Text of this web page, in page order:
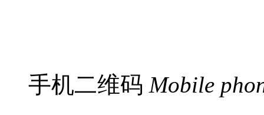
手机二维码 Mobile